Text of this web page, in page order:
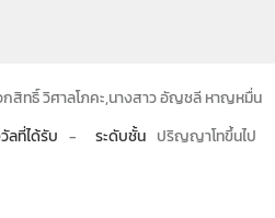
กสิทธิ์ วิศาลโภคะ,นางสาว อัญชลี หาญหมื่น
ลที่ได้รับ - ระดับชั้น ปริญญาโทขึ้นไป